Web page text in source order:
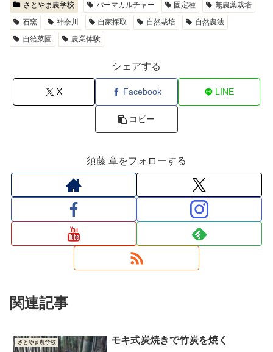
さとやま農学校 パーマカルチャー 固定種
無農薬栽培
石窯
神奈川 自家採取 自然栽培
自然農法
自給菜園
農業体験
シェアする
X Facebook LINE
コピー
須藤 章をフォローする
関連記事
さとやま農学校 モキ式炭焼きで竹炭を焼く